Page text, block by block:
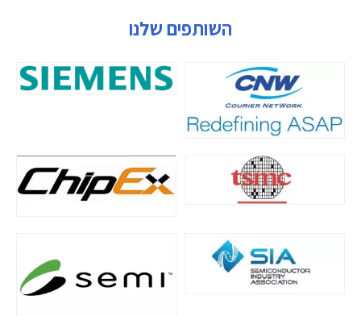
השותפים שלנו